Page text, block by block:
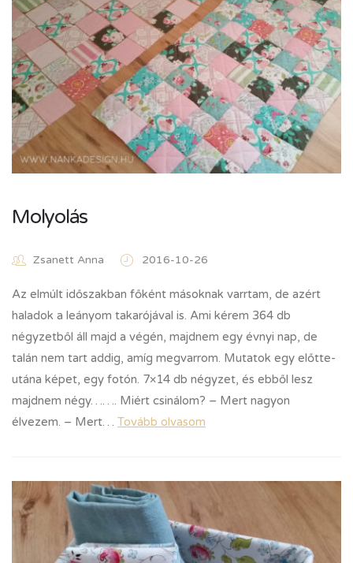
Molyolás
Zsanett Anna 2016-10-26
Az elmúlt időszakban főként másoknak varrtam, de azért
haladok a leányom takarójával is. Ami kérem 364 db
négyzetből áll majd a végén, majdnem egy évnyi nap, de
talán nem tart addig, amíg megvarrom. Mutatok egy előtte-
utána képet, egy fotón. 7×14 db négyzet, és ebből lesz
majdnem négy……. Miért csinálom? – Mert nagyon
élvezem. – Mert… Tovább olvasom